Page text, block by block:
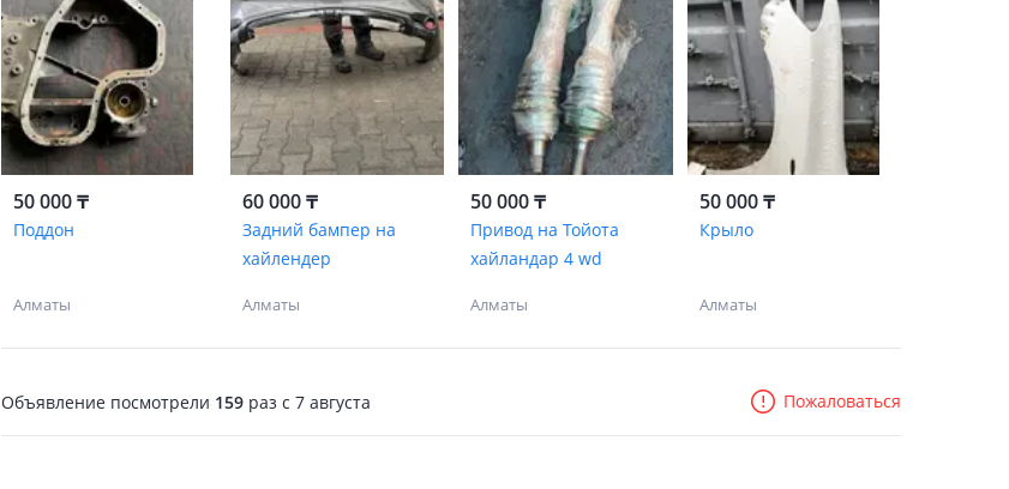
50 000 ₸
Поддон
Алматы
60 000 ₸
Задний бампер на
хайлендер
Алматы
50 000 ₸
Привод на Тойота
хайландар 4 wd
Алматы
50 000 ₸
Крыло
Алматы
Объявление посмотрели 159 раз c 7 августа Пожаловаться